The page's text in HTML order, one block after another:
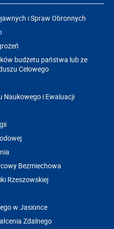
i Spraw Obronnych
budżetu państwa lub ze
Celowego
Naukowego i Ewaluacji
Bezmiechowa
Rzeszowskiej
w Jasionce
Zdalnego